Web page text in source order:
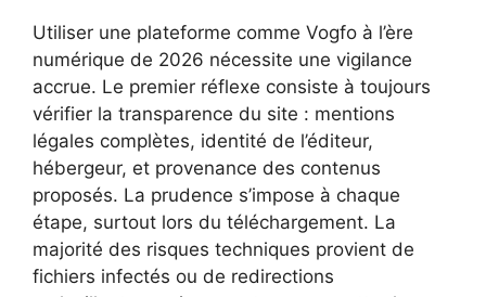
Utiliser une plateforme comme Vogfo à l’ère
numérique de 2026 nécessite une vigilance
accrue. Le premier réflexe consiste à toujours
vérifier la transparence du site : mentions
légales complètes, identité de l’éditeur,
hébergeur, et provenance des contenus
proposés. La prudence s’impose à chaque
étape, surtout lors du téléchargement. La
majorité des risques techniques provient de
fichiers infectés ou de redirections